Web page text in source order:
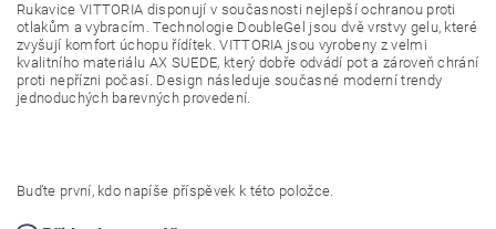
Rukavice VITTORIA disponují v současnosti nejlepší ochranou proti
otlakům a vybracím. Technologie DoubleGel jsou dvě vrstvy gelu, které
zvyšují komfort úchopu řídítek. VITTORIA jsou vyrobeny z velmi
kvalitního materiálu AX SUEDE, který dobře odvádí pot a zároveň chrání
proti nepřízni počasí. Design následuje současné moderní trendy
jednoduchých barevných provedení.
Buďte první, kdo napíše příspěvek k této položce.